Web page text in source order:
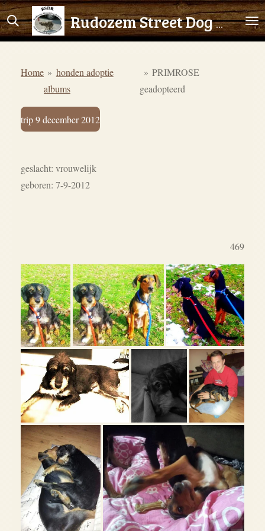
Ga
direct
hoofdinhoud
Rudozem Street Dog Rescue
Home » honden adoptie
albums
» PRIMROSE
geadopteerd
trip 9 december 2012
geslacht: vrouwelijk
geboren: 7-9-2012
469